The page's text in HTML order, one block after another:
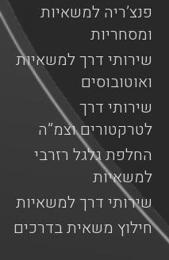
פנצ’ריה למשאיות
ומסחריות
שירותי דרך למשאיות
ואוטובוסים
שירותי דרך
לטרקטורים וצמ”ה
החלפת גלגל רזרבי
למשאיות
שירותי דרך למשאיות
חילוץ משאית בדרכים